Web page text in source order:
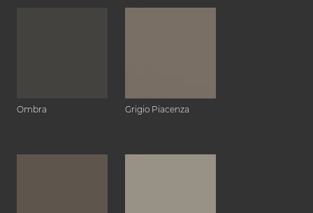
Ombra Grigio Piacenza